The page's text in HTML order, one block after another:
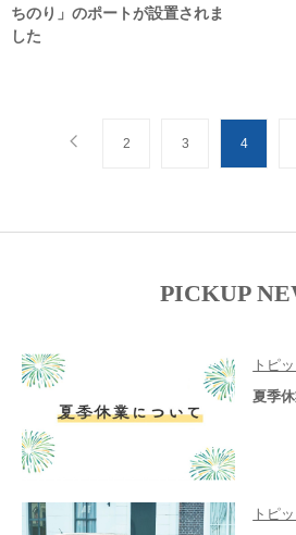
ちのり」のポートが設置されま
した
2 3 4
PICKUP
トピ
夏季
トピ